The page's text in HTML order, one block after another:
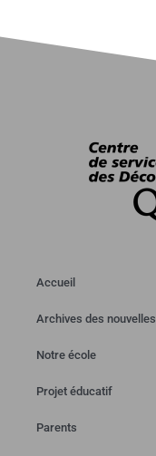
Accueil
Archives des nouvelles
Notre école
Projet éducatif
Parents